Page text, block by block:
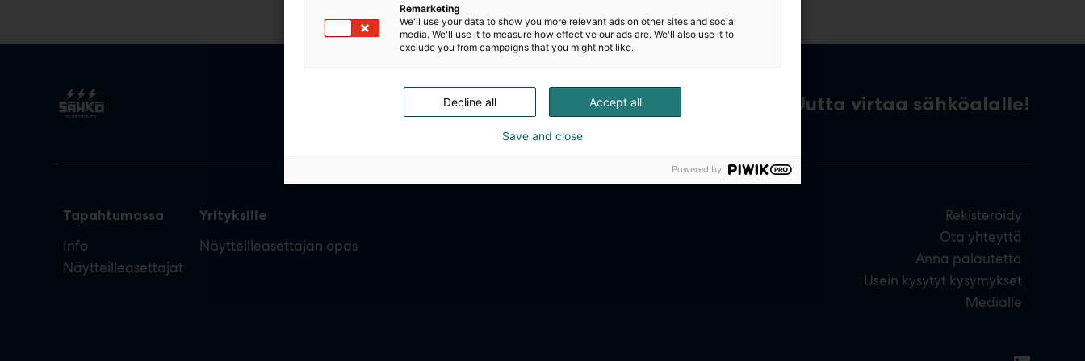
Uutta virtaa sähköalalle!
Tapahtumassa
Info
Näytteilleasettajat
Yrityksille
Näytteilleasettajan opas
Rekisteröidy
Ota yhteyttä
Anna palautetta
Usein kysytyt kysymykset
Medialle
Remarketing
We'll use your data to show you more relevant ads on other sites and social
media. We'll use it to measure how effective our ads are. We'll also use it to
exclude you from campaigns that you might not like.
Accept all
Decline all
Save and close
Powered by